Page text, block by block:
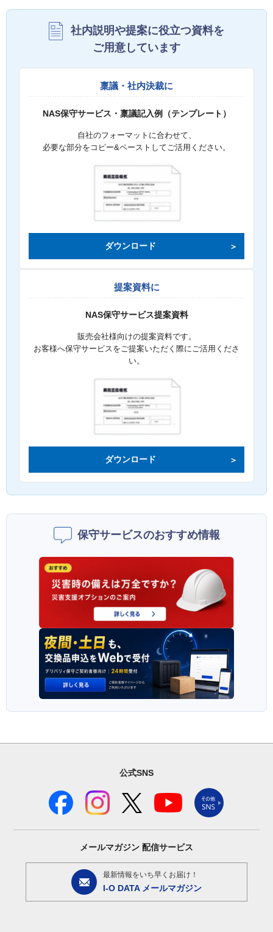
社内説明や提案に役立つ資料を
ご用意しています
稟議・社内決裁に
NAS保守サービス・稟議記入例（テンプレート）
自社のフォーマットに合わせて、
必要な部分をコピー&ペーストしてご活用ください。
ダウンロード
提案資料に
NAS保守サービス提案資料
販売会社様向けの提案資料です。
お客様へ保守サービスをご提案いただく際にご活用くださ
い。
ダウンロード
保守サービスのおすすめ情報
公式SNS
メールマガジン 配信サービス
最新情報をいち早くお届け！
I-O DATA メールマガジン